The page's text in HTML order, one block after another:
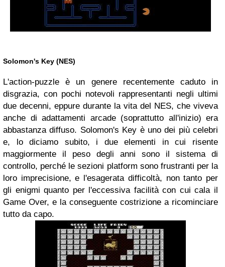
Solomon's Key (NES)
L'action-puzzle è un genere recentemente caduto in
disgrazia, con pochi notevoli rappresentanti negli ultimi
due decenni, eppure durante la vita del NES, che viveva
anche di adattamenti arcade (soprattutto all'inizio) era
abbastanza diffuso. Solomon's Key è uno dei più celebri
e, lo diciamo subito, i due elementi in cui risente
maggiormente il peso degli anni sono il sistema di
controllo, perché le sezioni platform sono frustranti per la
loro imprecisione, e l'esagerata difficoltà, non tanto per
gli enigmi quanto per l'eccessiva facilità con cui cala il
Game Over, e la conseguente costrizione a ricominciare
tutto da capo.